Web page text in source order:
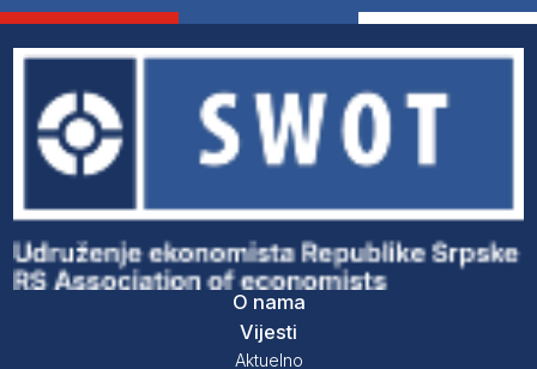
O nama
Vijesti
Aktuelno